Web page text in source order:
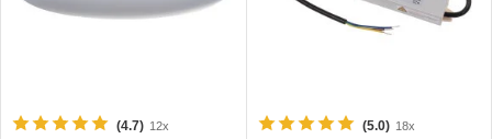
(4.7) 12x (5.0) 18x